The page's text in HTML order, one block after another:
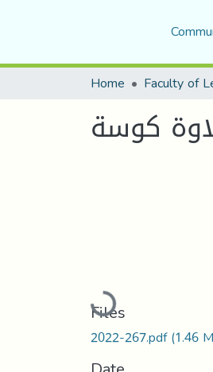
Home
كوسة
Loading...
Files
2022-267.pdf(1.46